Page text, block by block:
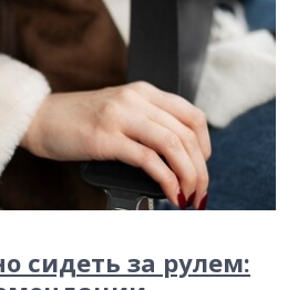
сидеть за рулем: